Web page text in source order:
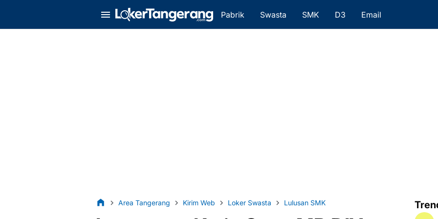
Pabrik Swasta SMK D3 Email
Area Tangerang Kirim Web Loker Swasta Lulusan SMK